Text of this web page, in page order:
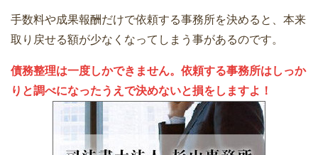
手数料や成果報酬だけで依頼する事務所を決めると、本来
取り戻せる額が少なくなってしまう事があるのです。
債務整理は一度しかできません。依頼する事務所はしっか
りと調べになったうえで決めないと損をしますよ！